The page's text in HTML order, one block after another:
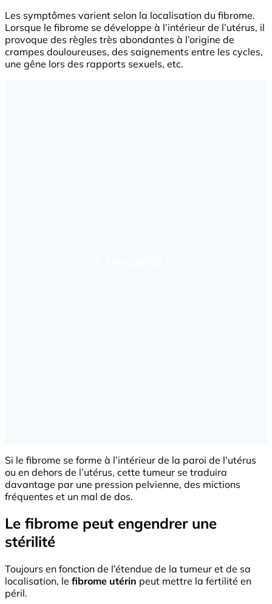
Les symptômes varient selon la localisation du fibrome.
Lorsque le fibrome se développe à l’intérieur de l’utérus, il
provoque des règles très abondantes à l’origine de
crampes douloureuses, des saignements entre les cycles,
une gêne lors des rapports sexuels, etc.
Si le fibrome se forme à l’intérieur de la paroi de l’utérus
ou en dehors de l’utérus, cette tumeur se traduira
davantage par une pression pelvienne, des mictions
fréquentes et un mal de dos.
Le fibrome peut engendrer une
stérilité
Toujours en fonction de l’étendue de la tumeur et de sa
localisation, le fibrome utérin peut mettre la fertilité en
péril.